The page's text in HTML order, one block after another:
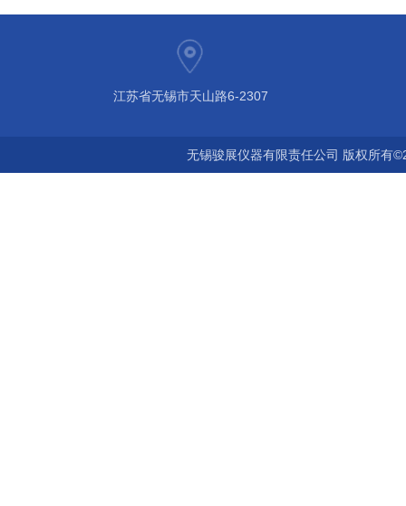
江苏省无锡市天山路6-2307
无锡骏展仪器有限责任公司 版权所有